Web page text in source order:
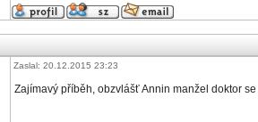
Zaslal: 20.12.2015 23:23
Zajímavý příběh, obzvlášť Annin manžel doktor